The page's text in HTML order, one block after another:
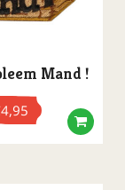
Mand !
4,95